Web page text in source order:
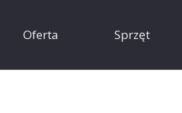
Oferta Sprzęt